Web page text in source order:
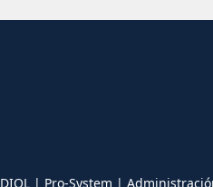
DIOL | Pro-System |